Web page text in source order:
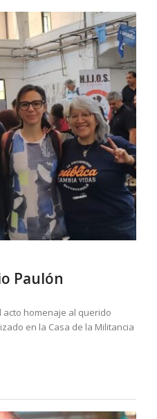
Paulón
acto homenaje al querido
en la Casa de la Militancia